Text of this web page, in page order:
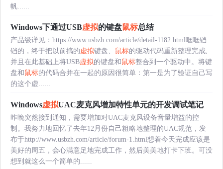
帆......
Windows下通过USB虚拟的键盘鼠标总结
产品级详见：https://www.usbzh.com/article/detail-1182.html哐哐铛
铛的，终于把以前搞的虚拟键盘、 鼠标的驱动代码重新整理完成,
并且在此基础上将USB虚拟的键盘和 鼠标整合到一个驱动中。将键
盘和 鼠标的代码合并在一起的原因很简单：第一是为了验证自己写
的这个虚......
Windows虚拟UAC麦克风增加特性单元的开发调试笔记
昨晚突然接到通知，需要增加对UAC麦克风设备音量增益的控
制。我努力地回忆了去年12月份自己粗略地整理的UAC规范，发
布于http://www.usbzh.com/article/forum-1.html想着今天完成应该是
美好的周五，会心满意足地完成工作，然后美美地打卡下班。可没
想到就这么一个简单的......